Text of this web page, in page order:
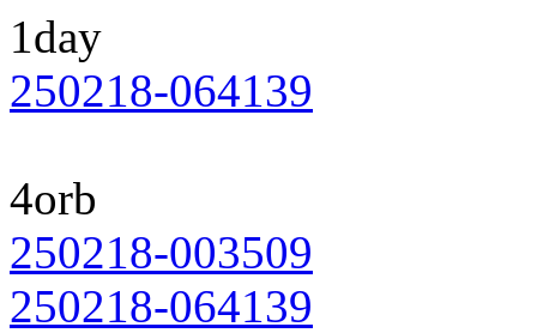
1day
250218-064139
4orb
250218-003509
250218-064139